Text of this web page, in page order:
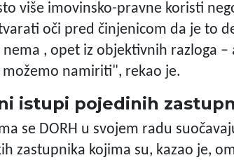
više imovinsko-pravne koristi
oči pred činjenicom da je to
, opet iz objektivnih razloga
namiriti", rekao je.
istupi pojedinih
se DORH u svojem radu
zastupnika kojima su, kazao je,